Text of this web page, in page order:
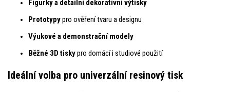
Figurky a detailní dekorativní výtisky
Prototypypro ověření tvaru a designu
Výukové a demonstrační modely
Běžné 3D tiskypro domácí i studiové použití
Ideální volba pro univerzální resinový tisk